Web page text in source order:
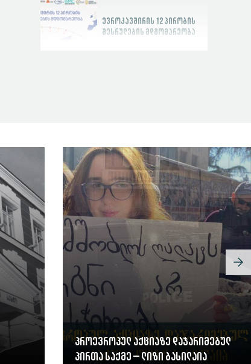
ევროკავშირის 12 პირობის
შესრულების მდგომარეობა
პროევროპულ აქციაზე დაჯარიმებულ
პირთა საქმე – ლიზი ბასილაია